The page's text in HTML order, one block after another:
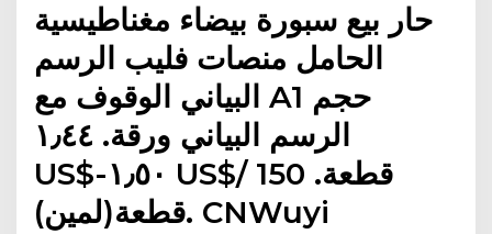
حار بيع سبورة بيضاء مغناطيسية
الحامل منصات فليب الرسم
البياني الوقوف مع A1 حجم
الرسم البياني ورقة. ١٫٤٤
US$-١٫٥٠ US$/ قطعة. 150
قطعة(لمين). CNWuyi